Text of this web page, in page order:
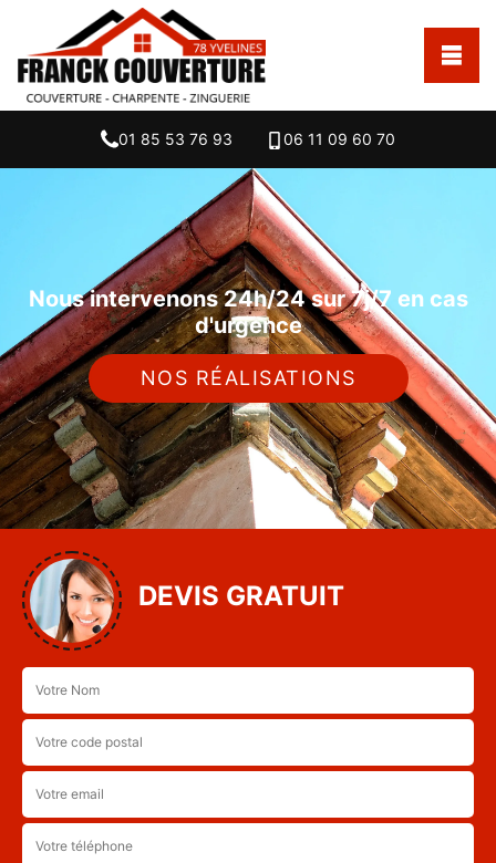
01 85 53 76 93 06 11 09 60 70
Nous intervenons 24h/24 sur 7j/7 en cas
d'urgence
NOS RÉALISATIONS
DEVIS GRATUIT